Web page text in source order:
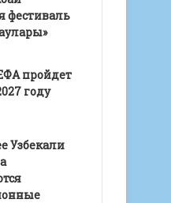
фестиваль
пройдет
году
Узбекали